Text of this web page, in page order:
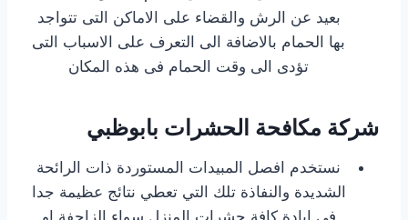
بعيد عن الرش والقضاء على الاماكن التى تتواجد
بها الحمام بالاضافة الى التعرف على الاسباب التى
تؤدى الى وقت الحمام فى هذه المكان
شركة مكافحة الحشرات بابوظبي
نستخدم افصل المبيدات المستوردة ذات الرائحة
الشديدة والنفاذة تلك التي تعطي نتائج عظيمة جدا
في ابادة كافة حشرات المنزل سواء الزاحفة او